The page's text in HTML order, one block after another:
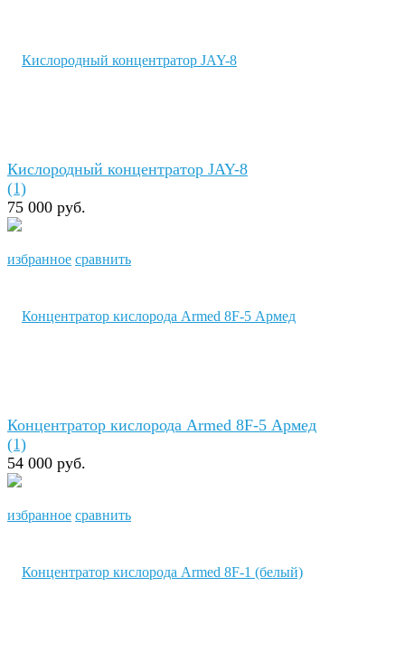
избранное сравнить
Кислородный концентратор JAY-8
(1)
75 000 руб.
избранное сравнить
Концентратор кислорода Armed 8F-5 Армед
(1)
54 000 руб.